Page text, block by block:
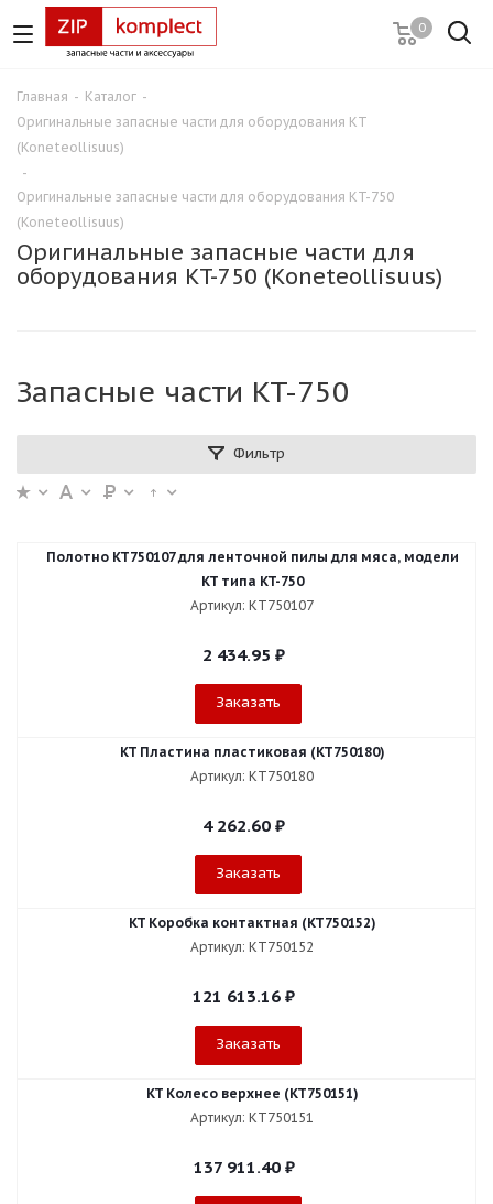
0
Главная - Каталог -
Оригинальные запасные части для оборудования KT
(Koneteollisuus)
-
Оригинальные запасные части для оборудования KT-750
(Koneteollisuus)
Оригинальные запасные части для
оборудования KT-750 (Koneteollisuus)
Запасные части KT-750
Фильтр
Полотно KT750107 для ленточной пилы для мяса, модели
KT типа KT-750
Артикул: KT750107
2 434.95 ₽
Заказать
KT Пластина пластиковая (KT750180)
Артикул: KT750180
4 262.60 ₽
Заказать
KT Коробка контактная (KT750152)
Артикул: KT750152
121 613.16 ₽
Заказать
KT Колесо верхнее (KT750151)
Артикул: KT750151
137 911.40₽